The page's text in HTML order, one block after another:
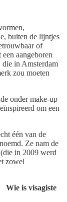
buiten de lijntjes
of
aangeboren
in Amsterdam
zou moeten
onder make-up
om een
één van de
Ze nam de
in 2009 werd
zowel
Wie is visagiste